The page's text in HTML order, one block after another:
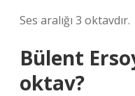
Ses aralığı 3 oktavdır.
Bülent
oktav?